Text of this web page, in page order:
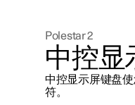
联系我们
极星官方二手
探索Polestar 3
联系我们
公共充电
家庭充电
车主服务
Polestar 2
中控显
中控显示屏键盘
符。